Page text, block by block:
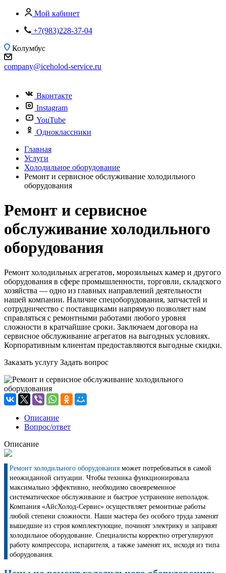
Мой кабинет
+7(983)228-37-04
Колумбус
company@iceholod-service.ru
Вконтакте
Instagram
YouTube
Одноклассники
Главная
Услуги
Холодильное оборудование
Ремонт и сервисное обслуживание холодильного
оборудования
Ремонт и сервисное
обслуживание холодильного
оборудования
Ремонт холодильных агрегатов, морозильных камер и другого
оборудования в сфере промышленности, торговли, складского
хозяйства — одно из главных направлений деятельности
нашей компании. Наличие спецоборудования, запчастей и
сотрудничество с поставщиками напрямую позволяет нам
справляться с ремонтными работами любого уровня
сложности в кратчайшие сроки. Заключаем договора на
сервисное обслуживание агрегатов на выгодных условиях.
Корпоративным клиентам предоставляются выгодные скидки.
Заказать услугу Задать вопрос
Описание
Вопрос/ответ
Описание
Ремонт холодильного оборудования может потребоваться в самой
неожиданной ситуации. Чтобы техника функционировала
максимально эффективно, необходимо своевременное
систематическое обслуживание и быстрое устранение неполадок.
Компания «АйсХолод-Сервис» осуществляет ремонтные работы
любой степени сложности. Наши мастера без особого труда заменят
вышедшие из строя комплектующие, починят электрику и заправят
холодильное оборудование. Специалисты корректно отрегулируют
работу компрессора, испарителя, а также заменят их, исходя из типа
оборудования.